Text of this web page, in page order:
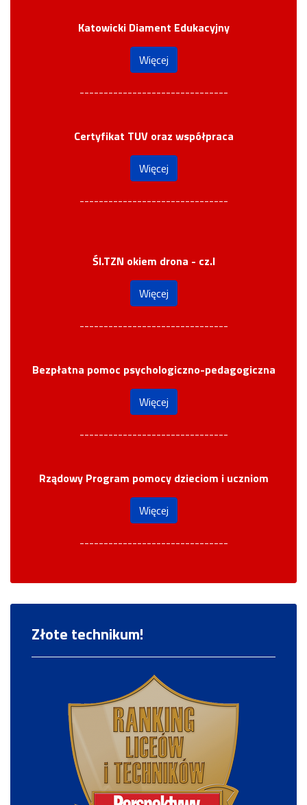
Katowicki Diament Edukacyjny
Więcej
-------------------------------
Certyfikat TUV oraz współpraca
Więcej
-------------------------------
Śl.TZN okiem drona - cz.I
Więcej
-------------------------------
Bezpłatna pomoc psychologiczno-pedagogiczna
Więcej
-------------------------------
Rządowy Program pomocy dzieciom i uczniom
Więcej
-------------------------------
Złote technikum!